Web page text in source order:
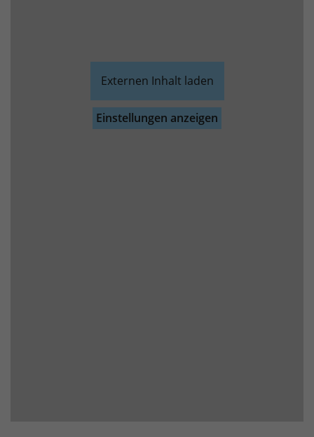
Externen Inhalt laden
Einstellungen anzeigen